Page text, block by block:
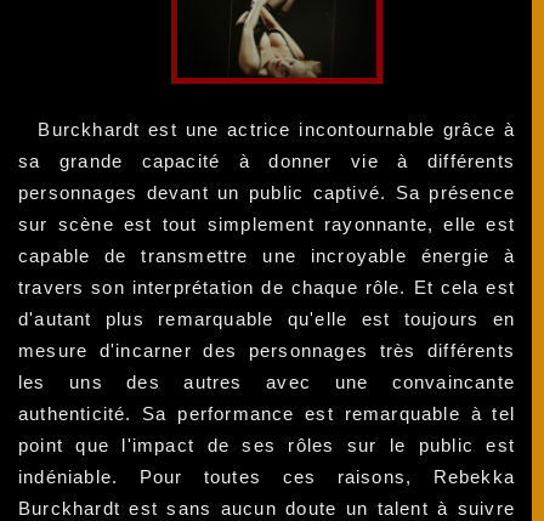
Burckhardt est une actrice incontournable grâce à
sa grande capacité à donner vie à différents
personnages devant un public captivé. Sa présence
sur scène est tout simplement rayonnante, elle est
capable de transmettre une incroyable énergie à
travers son interprétation de chaque rôle. Et cela est
d'autant plus remarquable qu'elle est toujours en
mesure d'incarner des personnages très différents
les uns des autres avec une convaincante
authenticité. Sa performance est remarquable à tel
point que l'impact de ses rôles sur le public est
indéniable. Pour toutes ces raisons, Rebekka
Burckhardt est sans aucun doute un talent à suivre